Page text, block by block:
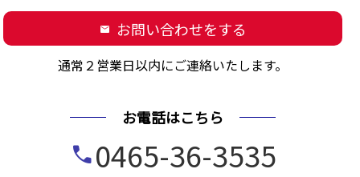
mail お問い合わせをする
通常２営業日以内にご連絡いたします。
お電話はこちら
call0465-36-3535